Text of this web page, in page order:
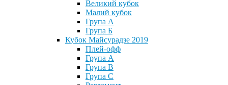
Великий кубок
Малий кубок
Група А
Група Б
Кубок Майсурадзе 2019
Плей-офф
Група А
Група В
Група С